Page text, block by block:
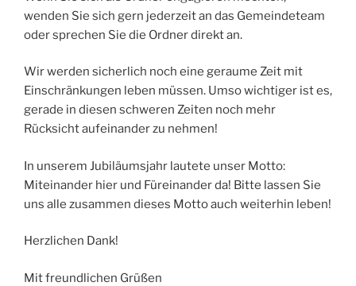
wenden Sie sich gern jederzeit an das Gemeindeteam
oder sprechen Sie die Ordner direkt an.
Wir werden sicherlich noch eine geraume Zeit mit
Einschränkungen leben müssen. Umso wichtiger ist es,
gerade in diesen schweren Zeiten noch mehr
Rücksicht aufeinander zu nehmen!
In unserem Jubiläumsjahr lautete unser Motto:
Miteinander hier und Füreinander da! Bitte lassen Sie
uns alle zusammen dieses Motto auch weiterhin leben!
Herzlichen Dank!
Mit freundlichen Grüßen